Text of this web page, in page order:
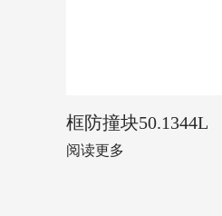
框防撞块50.1344L
阅读更多